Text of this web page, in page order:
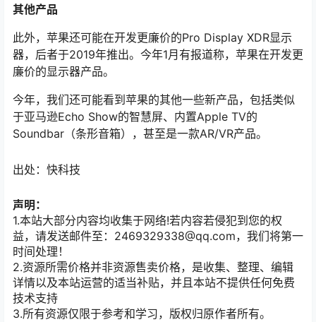
其他产品
此外，苹果还可能在开发更廉价的Pro Display XDR显示
器，后者于2019年推出。今年1月有报道称，苹果在开发更
廉价的显示器产品。
今年，我们还可能看到苹果的其他一些新产品，包括类似
于亚马逊Echo Show的智慧屏、内置Apple TV的
Soundbar（条形音箱），甚至是一款AR/VR产品。
出处：快科技
声明：
1.本站大部分内容均收集于网络!若内容若侵犯到您的权
益，请发送邮件至：2469329338@qq.com，我们将第一
时间处理！
2.资源所需价格并非资源售卖价格，是收集、整理、编辑
详情以及本站运营的适当补贴，并且本站不提供任何免费
技术支持
3.所有资源仅限于参考和学习，版权归原作者所有。